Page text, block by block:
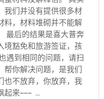
我们并没有提供很多材
料，材料堆砌并不能解
最后的结果是喜大普奔
境豁免和旅游签证，孩
遇到相同的问题，请扫
帮你解决问题，是我们
也不放弃，你放弃，我
起来~~~ …